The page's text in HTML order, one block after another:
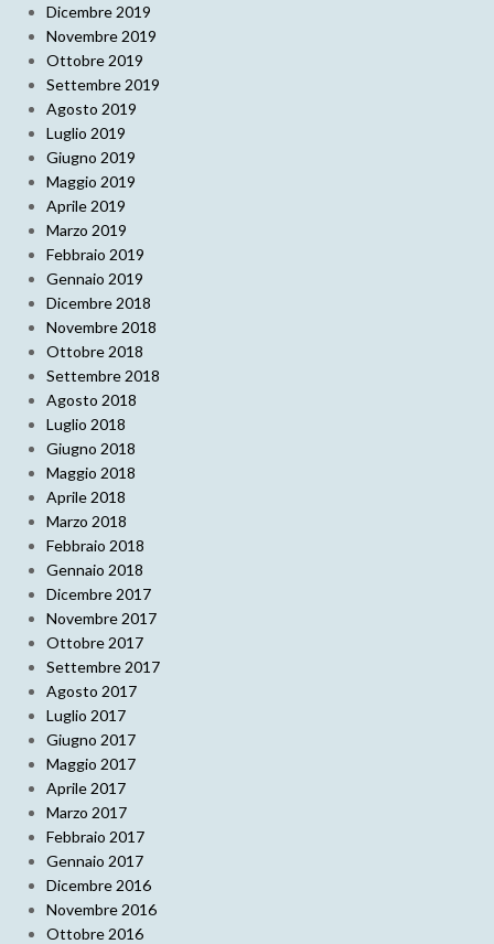
Dicembre 2019
Novembre 2019
Ottobre 2019
Settembre 2019
Agosto 2019
Luglio 2019
Giugno 2019
Maggio 2019
Aprile 2019
Marzo 2019
Febbraio 2019
Gennaio 2019
Dicembre 2018
Novembre 2018
Ottobre 2018
Settembre 2018
Agosto 2018
Luglio 2018
Giugno 2018
Maggio 2018
Aprile 2018
Marzo 2018
Febbraio 2018
Gennaio 2018
Dicembre 2017
Novembre 2017
Ottobre 2017
Settembre 2017
Agosto 2017
Luglio 2017
Giugno 2017
Maggio 2017
Aprile 2017
Marzo 2017
Febbraio 2017
Gennaio 2017
Dicembre 2016
Novembre 2016
Ottobre 2016